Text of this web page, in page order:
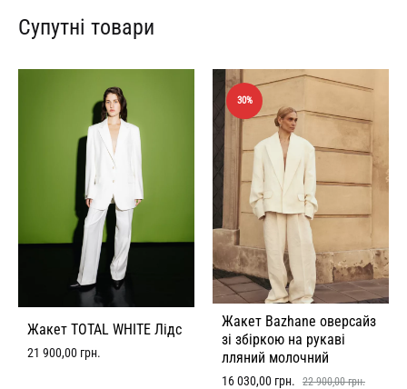
Супутні товари
Жакет TOTAL WHITE Лідс
21 900,00 грн.
30%
Жакет Bazhane оверсайз
зі збіркою на рукаві
лляний молочний
16 030,00 грн. 22 900,00грн.